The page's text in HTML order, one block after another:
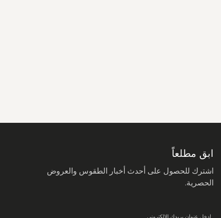
ابق مطلعاً
اشترك للحصول على أحدث أخبار الطقوس والعروض
الحصرية.